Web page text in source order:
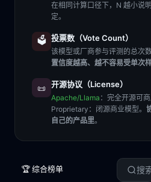
在相同计算口径下，N 越小说
定。
🗳️ 投票数（Vote Count）
该模型或厂商参与评测的总次
置信度越高、越不容易受单次
📜 开源协议（License）
Apache/Llama ：完全开源可商
Proprietary ：闭源商业模型。
自己的产品里。
🏆 综合榜单